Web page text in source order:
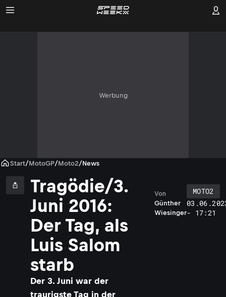
Werbung
Start/MotoGP/Moto2/News
Tragödie/3.
Juni 2016:
Der Tag, als
Luis Salom
starb
Der 3. Juni war der
traurigste Tag in der
Günther
Wiesinger
Von
MOTO2
- 17:21